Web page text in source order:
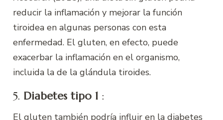
reducir la inflamación y mejorar la función
tiroidea en algunas personas con esta
enfermedad. El gluten, en efecto, puede
exacerbar la inflamación en el organismo,
incluida la de la glándula tiroides.
5. Diabetes tipo 1 :
El gluten también podría influir en la diabetes